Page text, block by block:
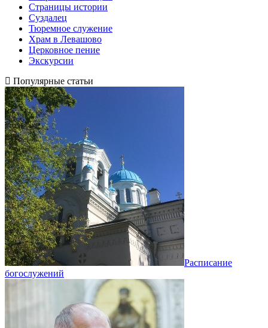
Страницы истории
Суздалец
Тюремное служение
Храм в Левашово
Церковное пение
Экскурсии
Популярные статьи
Расписание
богослужений